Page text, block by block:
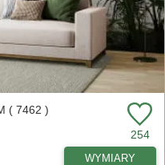
( 7462 )
254
WYMIARY